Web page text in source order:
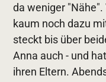
da weniger
kaum noch dazu
steckt bis über
Anna auch - und
ihren Eltern.